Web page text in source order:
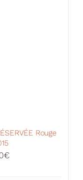
Rouge
€